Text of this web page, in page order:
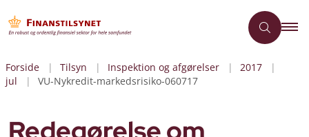
Forside Tilsyn Inspektion og afgørelser
2017
jul
VU-Nykredit-markedsrisiko-060717